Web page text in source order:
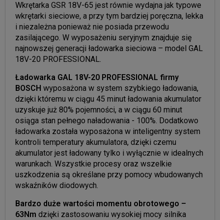
Wkrętarka GSR 18V-65 jest równie wydajna jak typowe
wkrętarki sieciowe, a przy tym bardziej poręczna, lekka
i niezależna ponieważ nie posiada przewodu
zasilającego. W wyposażeniu seryjnym znajduje się
najnowszej generacji ładowarka sieciowa – model GAL
18V-20 PROFESSIONAL.
Ładowarka GAL 18V-20 PROFESSIONAL firmy
BOSCH wyposażona w system szybkiego ładowania,
dzięki któremu w ciągu 45 minut ładowania akumulator
uzyskuje już 80% pojemności, a w ciągu 60 minut
osiąga stan pełnego naładowania - 100%. Dodatkowo
ładowarka została wyposażona w inteligentny system
kontroli temperatury akumulatora, dzięki czemu
akumulator jest ładowany tylko i wyłącznie w idealnych
warunkach. Wszystkie procesy oraz wszelkie
uszkodzenia są określane przy pomocy wbudowanych
wskaźników diodowych.
Bardzo duże wartości momentu obrotowego –
63Nm dzięki zastosowaniu wysokiej mocy silnika